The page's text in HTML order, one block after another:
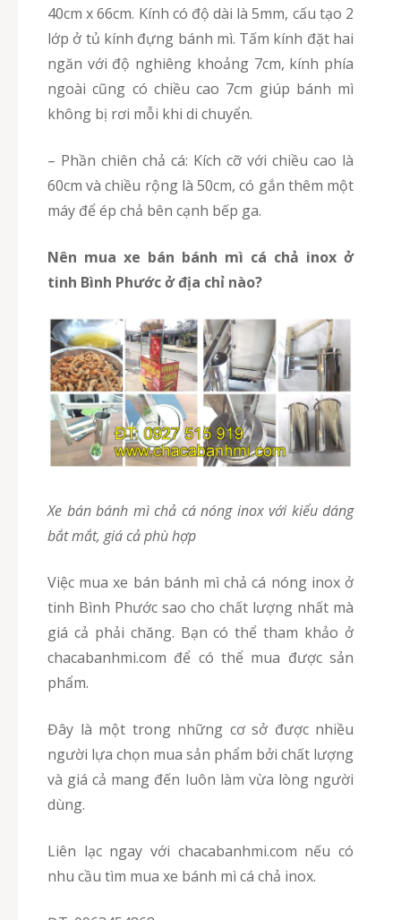
40cm x 66cm. Kính có độ dài là 5mm, cấu tạo 2
lớp ở tủ kính đựng bánh mì. Tấm kính đặt hai
ngăn với độ nghiêng khoảng 7cm, kính phía
ngoài cũng có chiều cao 7cm giúp bánh mì
không bị rơi mỗi khi di chuyển.
– Phần chiên chả cá: Kích cỡ với chiều cao là
60cm và chiều rộng là 50cm, có gắn thêm một
máy để ép chả bên cạnh bếp ga.
Nên mua xe bán bánh mì cá chả inox ở
tinh Bình Phước ở địa chỉ nào?
Xe bán bánh mì chả cá nóng inox với kiểu dáng
bắt mắt, giá cả phù hợp
Việc mua xe bán bánh mì chả cá nóng inox ở
tinh Bình Phước sao cho chất lượng nhất mà
giá cả phải chăng. Bạn có thể tham khảo ở
chacabanhmi.com để có thể mua được sản
phẩm.
Đây là một trong những cơ sở được nhiều
người lựa chọn mua sản phẩm bởi chất lượng
và giá cả mang đến luôn làm vừa lòng người
dùng.
Liên lạc ngay với chacabanhmi.com nếu có
nhu cầu tìm mua xe bánh mì cá chả inox.